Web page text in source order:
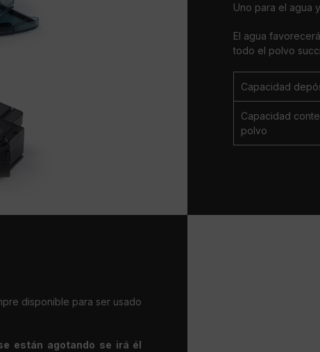
Uno para el agua
El agua
todo el polvo
Capacidad
Capacidad
polvo
disponible para ser usado
están agotando se irá él